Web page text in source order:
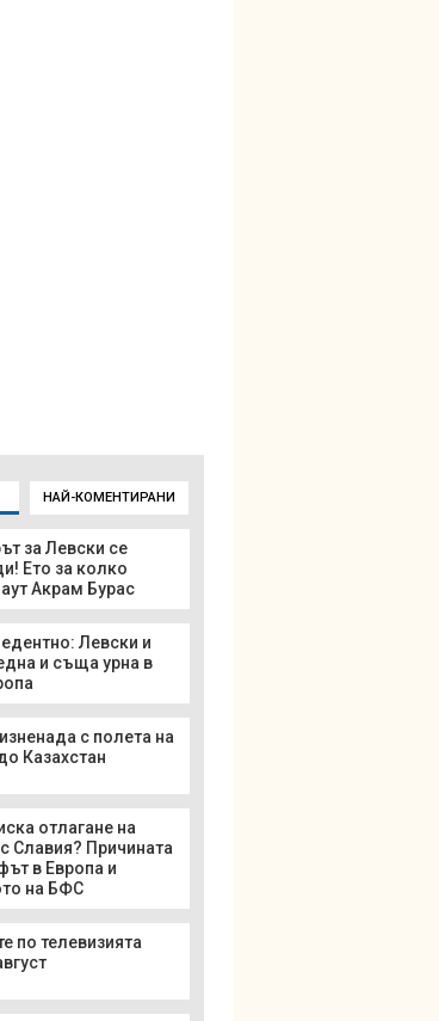
НАЙ-КОМЕНТИРАНИ
за Левски се
Ето за колко
Акрам Бурас
Левски и
и съща урна в
с полета на
Казахстан
отлагане на
Славия? Причината
в Европа и
на БФС
по телевизията